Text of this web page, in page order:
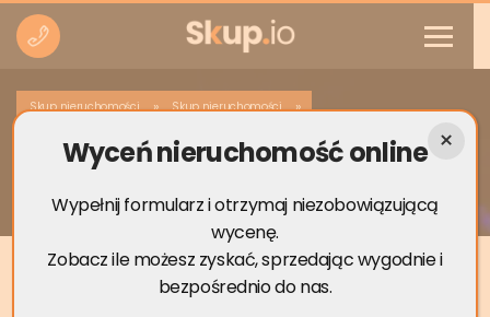
Skup nieruchomości » Skup nieruchomości »
Skup nieruchomości Namysłów
Wyceń nieruchomość online
Wypełnij formularz i otrzymaj niezobowiązującą
wycenę.
Zobacz ile możesz zyskać, sprzedając wygodnie i
bezpośrednio do nas.